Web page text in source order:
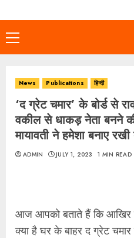
Primary
Menu
News Publications हिन्दी
‘द ग्रेट चमार’ के बोर्ड से
वकील से धाकड़ नेता बनने
मायावती ने हमेशा बनाए रखी
ADMIN JULY 1, 2023 1 MIN READ
आज आपको बताते हैं कि आखिर
क्या है घर के बाहर द ग्रेट